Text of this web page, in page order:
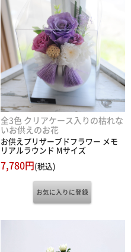
全3色 クリアケース入りの枯れな
いお供えのお花
お供えプリザーブドフラワー メモ
リアルラウンド Mサイズ
7,780円(税込)